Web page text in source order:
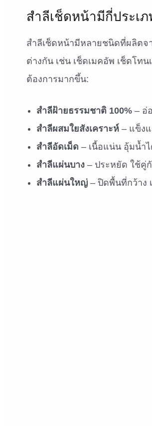
สำลีเช็ดหน้ามีกี่ประเภ
สำลีเช็ดหน้ามีหลายชนิดที่ผลิตจ
ต่างกัน เช่น เช็ดเมคอัพ เช็ดโท
ต้องการมากขึ้น:
สำลีฝ้ายธรรมชาติ 100% – อ่
สำลีผสมใยสังเคราะห์ – แข็ง
สำลีอัดเม็ด – เนื้อแน่น อุ้มน้ำ
สำลีแผ่นบาง – ประหยัด ใช้คู่
สำลีแผ่นใหญ่ – ปิดพื้นที่กว้าง